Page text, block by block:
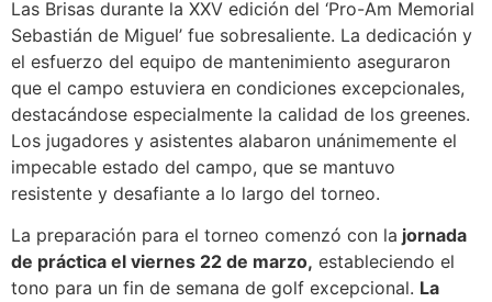
Las Brisas durante la XXV edición del ‘Pro-Am Memorial
Sebastián de Miguel’ fue sobresaliente. La dedicación y
el esfuerzo del equipo de mantenimiento aseguraron
que el campo estuviera en condiciones excepcionales,
destacándose especialmente la calidad de los greenes.
Los jugadores y asistentes alabaron unánimemente el
impecable estado del campo, que se mantuvo
resistente y desafiante a lo largo del torneo.
La preparación para el torneo comenzó con la jornada
de práctica el viernes 22 de marzo, estableciendo el
tono para un fin de semana de golf excepcional. La